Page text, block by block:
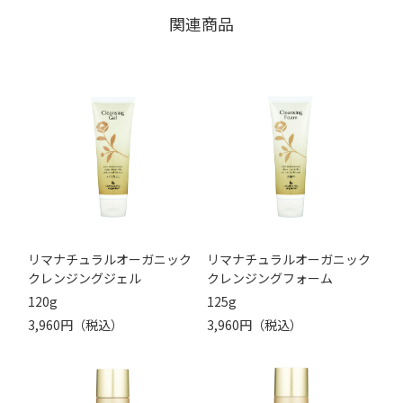
関連商品
リマナチュラルオーガニック
クレンジングジェル
120g
3,960円（税込）
リマナチュラルオーガニック
クレンジングフォーム
125g
3,960円（税込）